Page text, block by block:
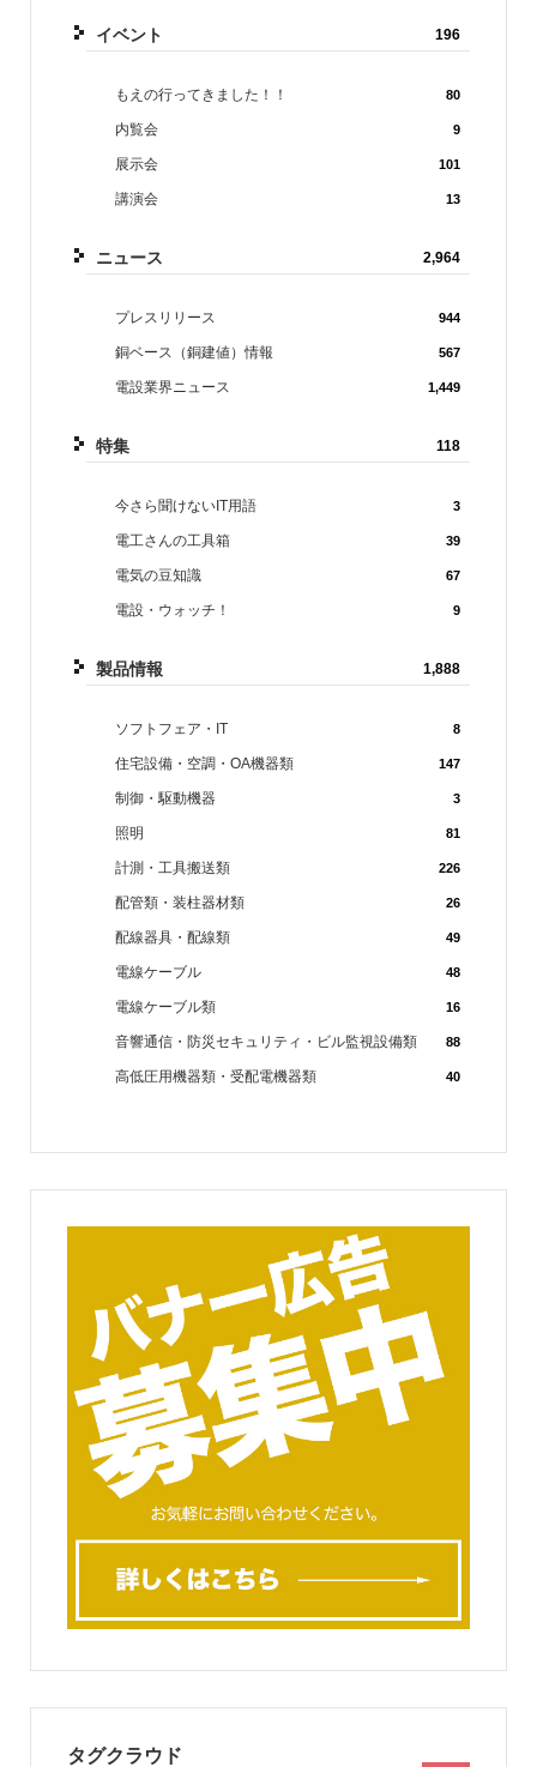
イベント 196
もえの行ってきました！！ 80
内覧会 9
展示会 101
講演会 13
ニュース 2,964
プレスリリース 944
銅ベース（銅建値）情報 567
電設業界ニュース 1,449
特集 118
今さら聞けないIT用語 3
電工さんの工具箱 39
電気の豆知識 67
電設・ウォッチ！ 9
製品情報 1,888
ソフトフェア・IT 8
住宅設備・空調・OA機器類 147
制御・駆動機器 3
照明 81
計測・工具搬送類 226
配管類・装柱器材類 26
配線器具・配線類 49
電線ケーブル 48
電線ケーブル類 16
音響通信・防災セキュリティ・ビル監視設備類 88
高低圧用機器類・受配電機器類 40
タグクラウド